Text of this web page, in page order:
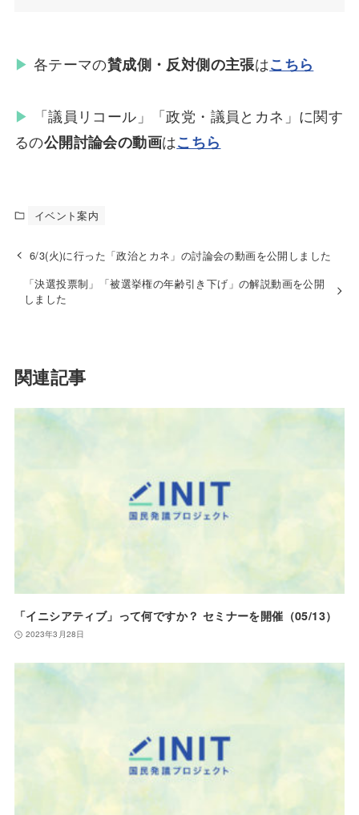
▶︎ 各テーマの賛成側・反対側の主張はこちら
▶︎
「議員リコール」「政党・議員とカネ」に関す
るの公開討論会の動画はこちら
イベント案内
6/3(火)に行った「政治とカネ」の討論会の動画を公開しました
「決選投票制」「被選挙権の年齢引き下げ」の解説動画を公開
しました
関連記事
「イニシアティブ」って何ですか？ セミナーを開催 （05/13）
2023年3月28日